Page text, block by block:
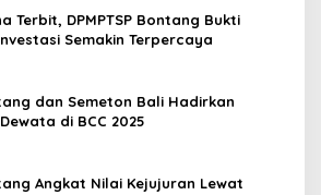
Terbit, DPMPTSP Bontang Bukti
Semakin Terpercaya
dan Semeton Bali Hadirkan
di BCC 2025
Angkat Nilai Kejujuran Lewat